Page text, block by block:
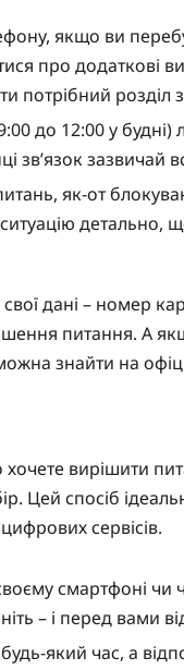
якщо ви
про додаткові
потрібний
до 12:00 у будні)
зв’язок
як-от
дані – номер
питання. А
знайти на
вирішити
Цей спосіб
сервісів.
смартфоні
– і перед вами
який час, а